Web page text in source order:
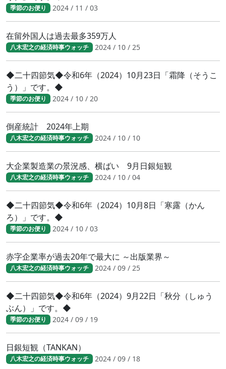
季節のお便り 2024 / 11 / 03
在留外国人は過去最多359万人
八木宏之の経済時事ウォッチ 2024 / 10 / 25
◆二十四節気◆令和6年（2024）10月23日「霜降（そうこ
う）」です。◆
季節のお便り 2024 / 10 / 20
倒産統計 2024年上期
八木宏之の経済時事ウォッチ 2024 / 10 / 10
大企業製造業の景況感、横ばい 9月日銀短観
八木宏之の経済時事ウォッチ 2024 / 10 / 04
◆二十四節気◆令和6年（2024）10月8日「寒露（かん
ろ）」です。◆
季節のお便り 2024 / 10 / 03
赤字企業率が過去20年で最大に ～出版業界～
八木宏之の経済時事ウォッチ 2024 / 09 / 25
◆二十四節気◆令和6年（2024）9月22日「秋分（しゅう
ぶん）」です。◆
季節のお便り 2024 / 09 / 19
日銀短観（TANKAN）
八木宏之の経済時事ウォッチ 2024 / 09 / 18